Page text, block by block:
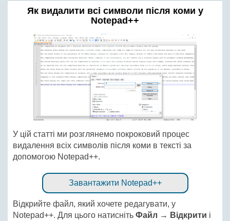
Як видалити всі символи після коми у
Notepad++
У цій статті ми розглянемо покроковий процес
видалення всіх символів після коми в тексті за
допомогою Notepad++.
Завантажити Notepad++
Відкрийте файл, який хочете редагувати, у
Notepad++. Для цього натисніть Файл → Відкрити і